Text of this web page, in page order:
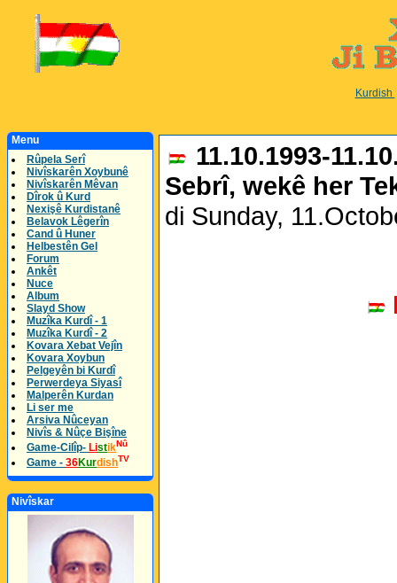
Kurdish
Menu
Rûpela Serî
Nivîskarên Xoybunê
Nivîskarên Mêvan
Dîrok û Kurd
Nexişê Kurdistanê
Belavok Lêgerîn
Cand û Huner
Helbestên Gel
Forum
Ankêt
Nuce
Album
Slayd Show
Muzîka Kurdî - 1
Muzîka Kurdî - 2
Kovara Xebat Vejîn
Kovara Xoybun
Pelgeyên bi Kurdî
Perwerdeya Siyasî
Malperên Kurdan
Li ser me
Arsiva Nûceyan
Nivîs & Nûçe Bişîne
Game-Cilîp- ListikNû
Game - 36KurdishTV
Nivîskar
11.10.1993-
Sebrî, wekê her
di Sunday,